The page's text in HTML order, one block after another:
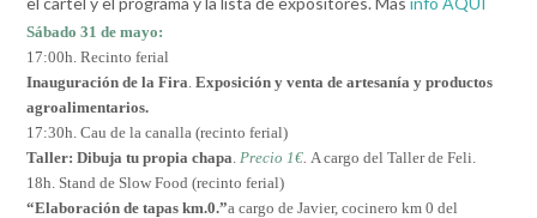
Sábado 31 de mayo:
17:00h. Recinto ferial
Inauguración de la Fira Exposición y venta de artesanía y productos
agroalimentarios.
17:30h. Cau de la canalla (recinto ferial)
Taller: Dibuja tu propia chapa Precio 1€ A cargo del Taller de Feli.
18h. Stand de Slow Food (recinto ferial)
“Elaboración de tapas km.0.”a cargo de Javier, cocinero km 0 del